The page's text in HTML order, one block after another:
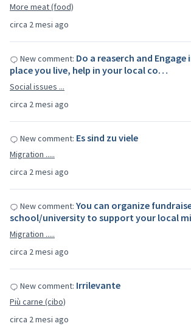
circa 2 mesi ago
More meat (food)
circa 2 mesi ago
New comment: Do a reaserch and
place you live, help in your local co…
Social issues ...
circa 2 mesi ago
New comment: Es sind zu viele
Migration .....
circa 2 mesi ago
New comment: You can organize
school/university to support your local
Migration .....
circa 2 mesi ago
New comment: Irrilevante
Più carne (cibo)